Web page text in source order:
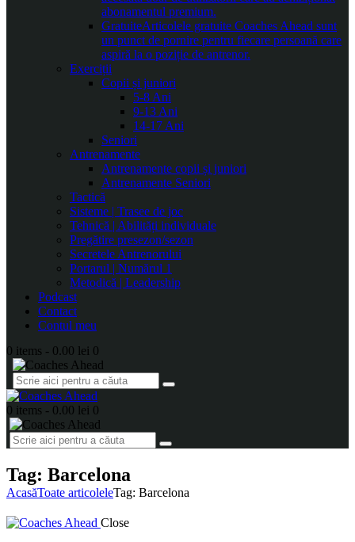
abonamentul premium.
GratuiteArticolele gratuite Coaches Ahead sunt
un punct de pornire pentru fiecare persoană care
aspiră la o poziție de antrenor.
Exerciții
Copii și juniori
5-8 Ani
9-13 Ani
14-17 Ani
Seniori
Antrenamente
Antrenamente copii și juniori
Antrenamente Seniori
Tactică
Sisteme | Trasee de joc
Tehnică | Abilități individuale
Pregătire presezon/sezon
Secretele Antrenorului
Portarul | Numărul 1
Metodică | Leadership
Podcast
Contact
Contul meu
0 items - 0.00 lei 0
0 items - 0.00 lei 0
Tag: Barcelona
AcasăToate articoleleTag: Barcelona
Close